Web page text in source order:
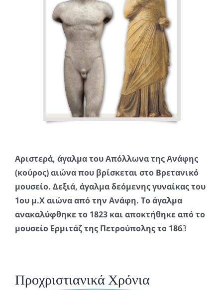
Αριστερά, άγαλμα του Απόλλωνα της Ανάφης
(κούρος) αιώνα που βρίσκεται στο Βρετανικό
μουσείο. Δεξιά, άγαλμα δεόμενης γυναίκας του
1ου μ.Χ αιώνα από την Ανάφη. Το άγαλμα
ανακαλύφθηκε το 1823 και αποκτήθηκε από το
μουσείο Ερμιτάζ της Πετρούπολης το 1863
Προχριστιανικά Χρόνια